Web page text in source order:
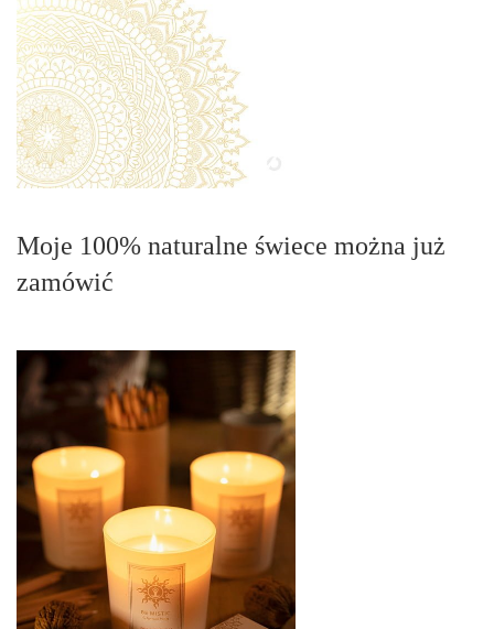
Moje 100% naturalne świece można już
zamówić